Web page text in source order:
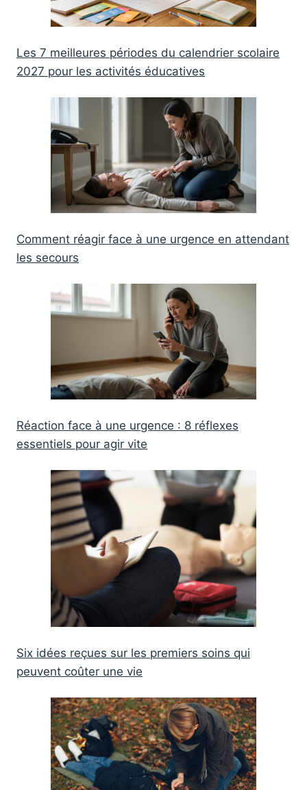
Les 7 meilleures périodes du calendrier scolaire
2027 pour les activités éducatives
Comment réagir face à une urgence en attendant
les secours
Réaction face à une urgence : 8 réflexes
essentiels pour agir vite
Six idées reçues sur les premiers soins qui
peuvent coûter une vie